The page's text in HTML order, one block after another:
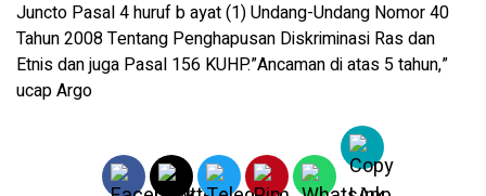
Juncto Pasal 4 huruf b ayat (1) Undang-Undang Nomor 40
Tahun 2008 Tentang Penghapusan Diskriminasi Ras dan
Etnis dan juga Pasal 156 KUHP.”Ancaman di atas 5 tahun,”
ucap Argo